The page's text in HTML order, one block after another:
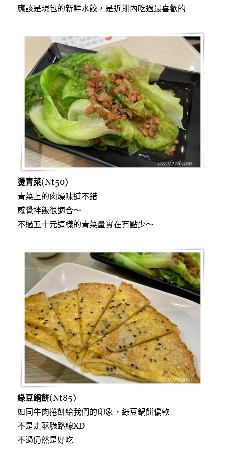
應該是現包的新鮮水餃，是近期內吃過最喜歡的
燙青菜(Nt50)
青菜上的肉燥味道不錯
感覺拌飯很適合～
不過五十元這樣的青菜量實在有點少～
綠豆鍋餅(Nt85)
如同牛肉捲餅給我們的印象，綠豆鍋餅偏軟
不是走酥脆路線XD
不過仍然是好吃